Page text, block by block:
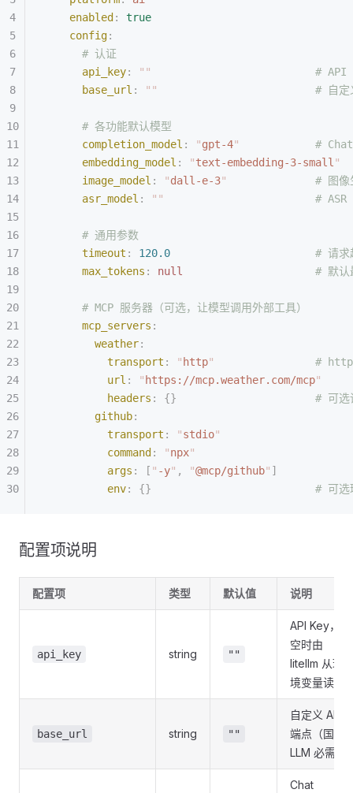
    enabled
:
true
    config
:
      # 认证
      api_key
: ""
# API
      base_url
: ""
# 自定
      # 各功能默认模型
      completion_model
: "gpt-4"
#
      embedding_model
: "text-embedding-3-small "
      image_model
: "dall-e-3"
# 图像
      asr_model
: ""
# ASR
      # 通用参数
      timeout
: 120.0
# 请求
      max_tokens
: null
# 默认
      # MCP 服务器（可选，让模型调用外部工具）
      mcp_servers
:
        weather
:
          transport
: " http"
# http
          url
: " https://mcp.weather.com/mcp"
          headers
: {}
# 可选
        github
:
          transport
: "stdio"
          command
: "npx"
          args
: [ " -y" , "@mcp/github" ]
          env
: {}
# 可选
配置项说明
配置项 类型 默认值 说明
api_key string ""
API Key，
空时由
litellm 从环
境变量读取
base_url string ""
自定义 API
端点（国内
LLM 必需）
Chat